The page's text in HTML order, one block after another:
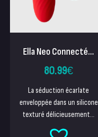
Ella Neo Connecté...
80.99€
La séduction écarlate
enveloppée dans un silicone
texturé délicieusement...